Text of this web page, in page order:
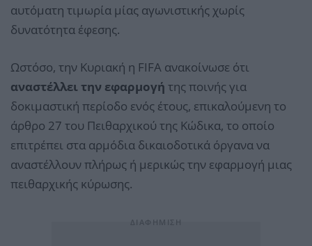
αυτόματη τιμωρία μίας αγωνιστικής χωρίς
δυνατότητα έφεσης.
Ωστόσο, την Κυριακή η FIFA ανακοίνωσε ότι
αναστέλλει την εφαρμογή της ποινής για
δοκιμαστική περίοδο ενός έτους, επικαλούμενη το
άρθρο 27 του Πειθαρχικού της Κώδικα, το οποίο
επιτρέπει στα αρμόδια δικαιοδοτικά όργανα να
αναστέλλουν πλήρως ή μερικώς την εφαρμογή μιας
πειθαρχικής κύρωσης.